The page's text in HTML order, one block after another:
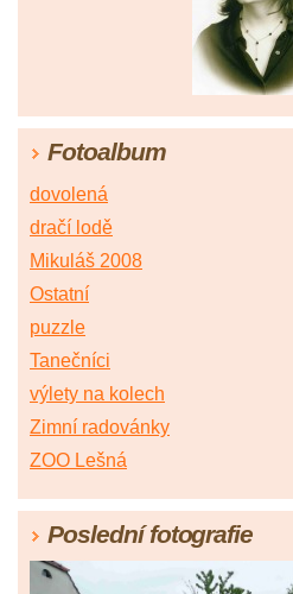
Fotoalbum
dovolená
dračí lodě
Mikuláš 2008
Ostatní
puzzle
Tanečníci
výlety na kolech
Zimní radovánky
ZOO Lešná
Poslední fotografie